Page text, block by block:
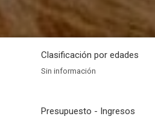
Clasificación por edades
Sin información
Presupuesto - Ingresos